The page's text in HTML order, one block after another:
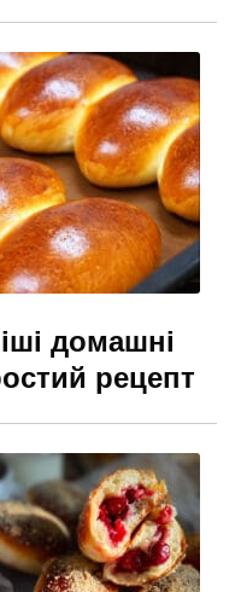
домашні
рецепт